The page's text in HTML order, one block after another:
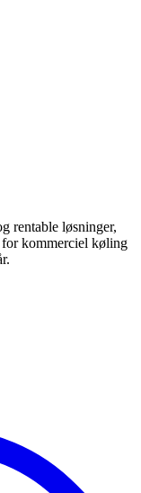
rentable løsninger,
kommerciel køling